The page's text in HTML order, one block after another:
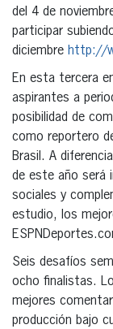
del 4 de
participar
diciembre http://
En esta tercera
aspirantes a
posibilidad de
como reportero
Brasil. A
de este año será
sociales y
estudio, los
Seis desafíos
ocho finalistas.
mejores
producción bajo